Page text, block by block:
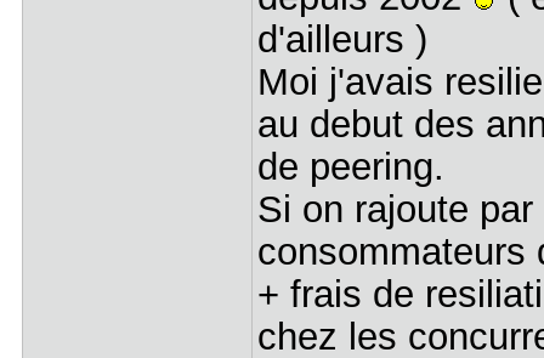
d'ailleurs )
Moi j'avais
au debut des
de peering.
Si on rajoute
consommateurs
+ frais de
chez les